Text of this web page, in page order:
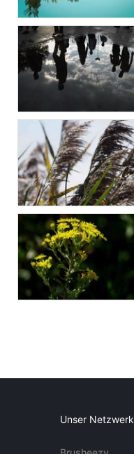
Unser Netzwerk